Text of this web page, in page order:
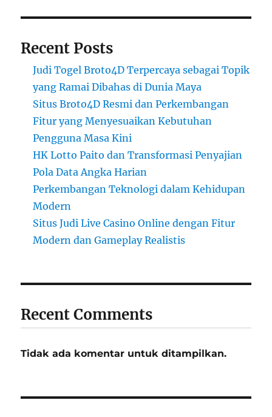
Recent Posts
Judi Togel Broto4D Terpercaya sebagai Topik
yang Ramai Dibahas di Dunia Maya
Situs Broto4D Resmi dan Perkembangan
Fitur yang Menyesuaikan Kebutuhan
Pengguna Masa Kini
HK Lotto Paito dan Transformasi Penyajian
Pola Data Angka Harian
Perkembangan Teknologi dalam Kehidupan
Modern
Situs Judi Live Casino Online dengan Fitur
Modern dan Gameplay Realistis
Recent Comments
Tidak ada komentar untuk ditampilkan.